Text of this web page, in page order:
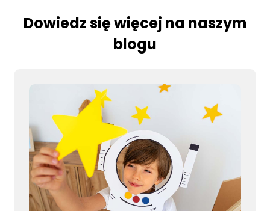
Dowiedz się więcej na naszym
blogu